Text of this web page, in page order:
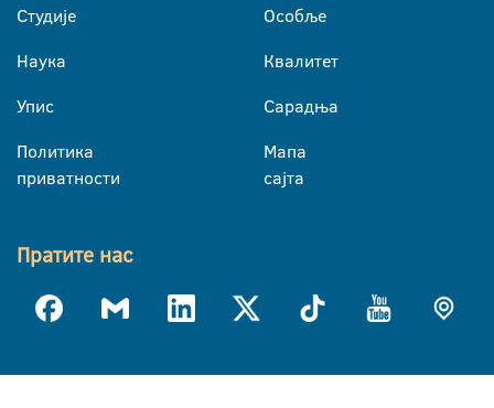
Студије
Наука
Упис
Политика
приватности
Особље
Квалитет
Сарадња
Мапа
сајта
Пратите нас